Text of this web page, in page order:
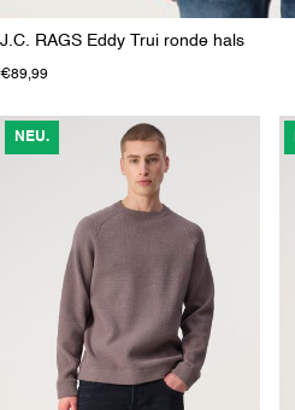
J.C. RAGS Eddy Trui ronde hals
€89,99
NEU.